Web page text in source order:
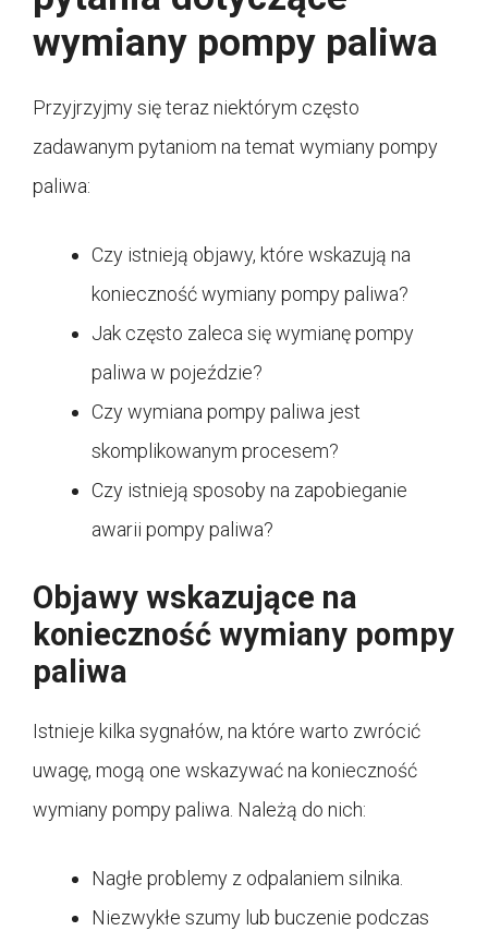
wymiany pompy paliwa
Przyjrzyjmy się teraz niektórym często
zadawanym pytaniom na temat wymiany pompy
paliwa:
Czy istnieją objawy, które wskazują na
konieczność wymiany pompy paliwa?
Jak często zaleca się wymianę pompy
paliwa w pojeździe?
Czy wymiana pompy paliwa jest
skomplikowanym procesem?
Czy istnieją sposoby na zapobieganie
awarii pompy paliwa?
Objawy wskazujące na
konieczność wymiany pompy
paliwa
Istnieje kilka sygnałów, na które warto zwrócić
uwagę, mogą one wskazywać na konieczność
wymiany pompy paliwa. Należą do nich:
Nagłe problemy z odpalaniem silnika.
Niezwykłe szumy lub buczenie podczas